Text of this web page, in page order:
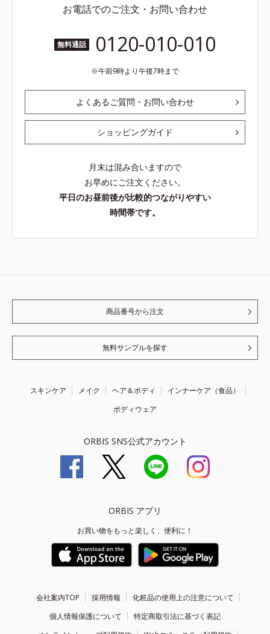
お電話でのご注文・お問い合わせ
無料通話 0120-010-010
午前9時より午後7時まで
よくあるご質問・お問い合わせ
ショッピングガイド
月末は混み合いますので
お早めにご注文ください。
平日のお昼前後が比較的つながりやすい
時間帯です。
商品番号から注文
無料サンプルを探す
スキンケア メイク ヘア＆ボディ
インナーケア（食品）
ボディウェア
ORBIS SNS公式アカウント
ORBIS アプリ
お買い物をもっと楽しく、便利に！
会社案内TOP 採用情報
化粧品の使用上の注意について
個人情報保護について
特定商取引法に基づく表記